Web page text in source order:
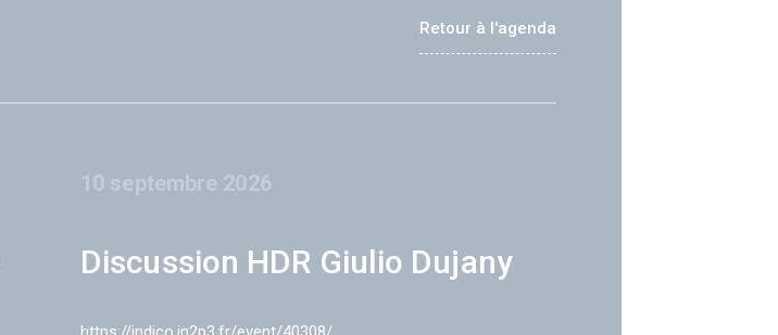
Retour à l'agenda
10 septembre 2026
Discussion HDR Giulio Dujany